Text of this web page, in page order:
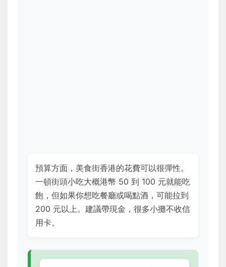
預算方面，美食街香港的花費可以很彈性。
一頓街頭小吃大概港幣 50 到 100 元就能吃
飽，但如果你想吃餐廳或喝點酒，可能拉到
200 元以上。建議帶現金，很多小攤不收信
用卡。